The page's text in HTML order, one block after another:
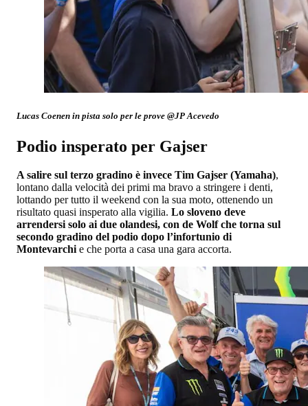
Lucas Coenen in pista solo per le prove @JP Acevedo
Podio insperato per Gajser
A salire sul terzo gradino è invece Tim Gajser (Yamaha),
lontano dalla velocità dei primi ma bravo a stringere i denti,
lottando per tutto il weekend con la sua moto, ottenendo un
risultato quasi insperato alla vigilia. Lo sloveno deve
arrendersi solo ai due olandesi, con de Wolf che torna sul
secondo gradino del podio dopo l’infortunio di
Montevarchie che porta a casa una gara accorta.